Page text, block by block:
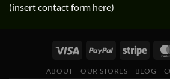
(insert contact form here)
ABOUT OUR STORES BLOG